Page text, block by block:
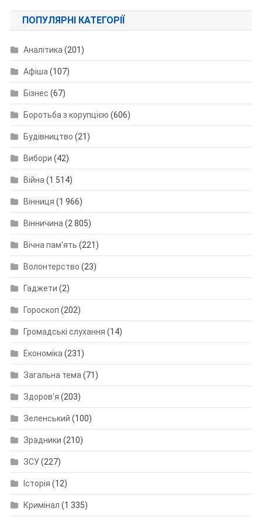
ПОПУЛЯРНІ КАТЕГОРІЇ
Аналітика (201)
Афіша (107)
Бізнес (67)
Боротьба з корупцією (606)
Будівництво (21)
Вибори (42)
Війна (1 514)
Вінниця (1 966)
Вінничина (2 805)
Вічна пам'ять (221)
Волонтерство (23)
Гаджети (2)
Гороскоп (202)
Громадські слухання (14)
Економіка (231)
Загальна тема (71)
Здоров'я (203)
Зеленський (100)
Зрадники (210)
ЗСУ(227)
Історія (12)
Кримінал (1 335)